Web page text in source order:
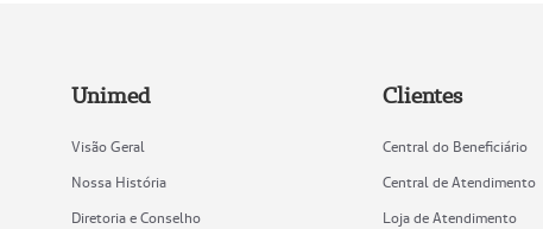
Unimed
Visão Geral
Nossa História
Diretoria e Conselho
Clientes
Central do Beneficiário
Central de Atendimento
Loja de Atendimento